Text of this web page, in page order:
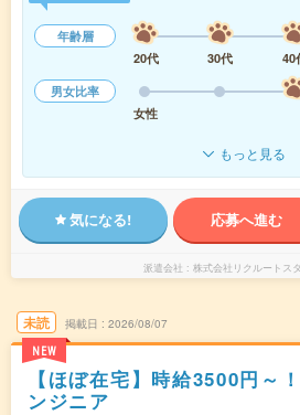
年齢層
20代
30代 40
男女比率
女性
もっと見る
気になる! 応募へ進む
派遣会社 株式会社リクルートス
未読
NEW
掲載日 2026/08/07
【ほぼ在宅】時給3500円～
ンジニア